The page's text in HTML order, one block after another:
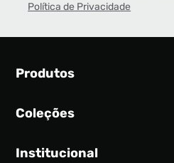
Política de Privacidade
Produtos
Calendário SNEAKER
Tênis
Coleções
Air Jordan 1
Institucional